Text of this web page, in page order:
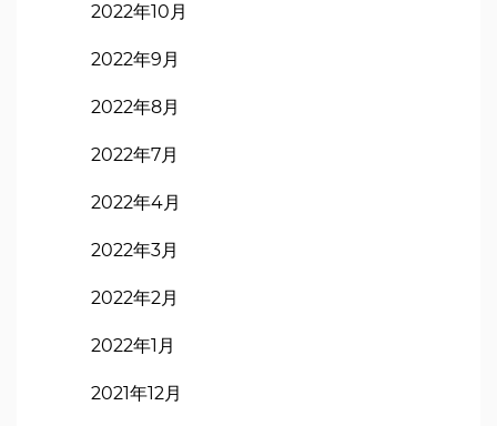
2022年10月
2022年9月
2022年8月
2022年7月
2022年4月
2022年3月
2022年2月
2022年1月
2021年12月